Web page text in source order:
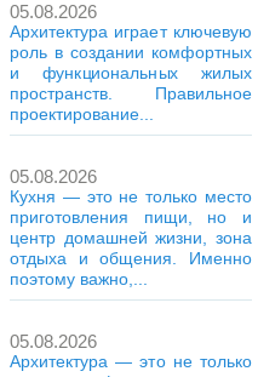
05.08.2026
Архитектура играет ключевую
роль в создании комфортных
и функциональных жилых
пространств. Правильное
проектирование...
05.08.2026
Кухня — это не только место
приготовления пищи, но и
центр домашней жизни, зона
отдыха и общения. Именно
поэтому важно,...
05.08.2026
Архитектура — это не только